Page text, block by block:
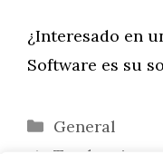
¿Interesado en
Software es su
Categorías
General